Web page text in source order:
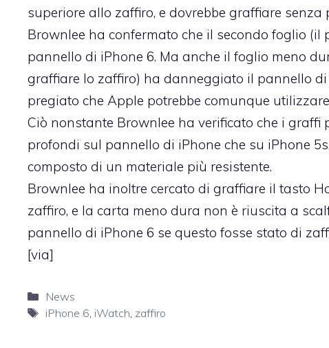
superiore allo zaffiro, e dovrebbe graffiare
Brownlee ha confermato che il secondo foglio
pannello di iPhone 6. Ma anche il foglio meno
graffiare lo zaffiro) ha danneggiato il pannello
pregiato che Apple potrebbe comunque
Ciò nonstante Brownlee ha verificato che i
profondi sul pannello di iPhone che su iPhone
composto di un materiale più resistente.
Brownlee ha inoltre cercato di graffiare il tasto
zaffiro, e la carta meno dura non è riuscita a
pannello di iPhone 6 se questo fosse stato di
[via]
Categorie
News
Tag
iPhone 6 iWatch zaffiro